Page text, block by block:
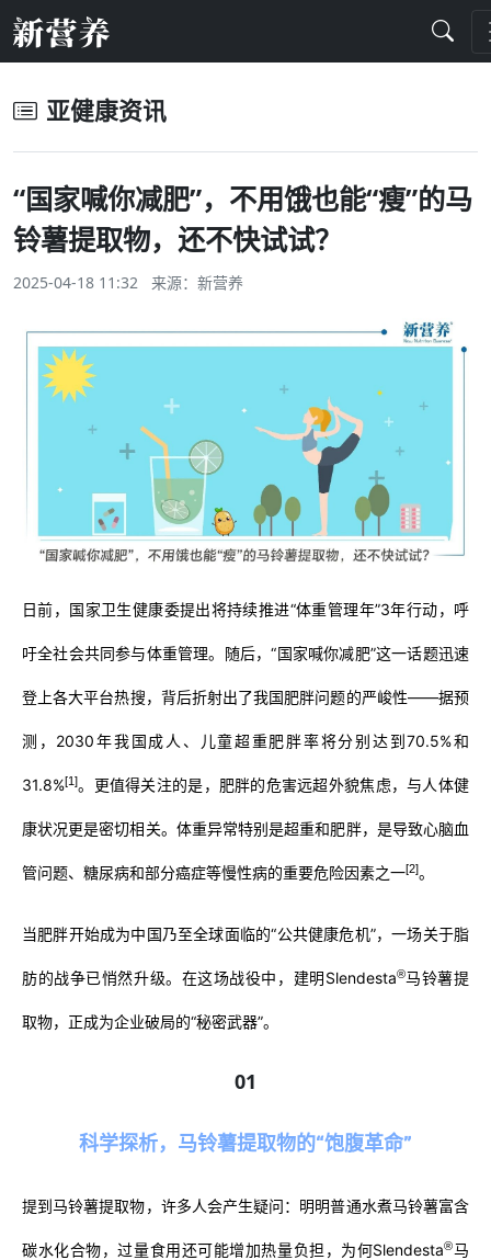
亚健康资讯
“国家喊你减肥”，不用饿也能“瘦”的马
铃薯提取物，还不快试试？
2025-04-18 11:32 来源： 新营养
日前，国家卫生健康委提出将持续推进“体重管理年”3年行动，呼
吁全社会共同参与体重管理。随后，“国家喊你减肥”这一话题迅速
登上各大平台热搜，背后折射出了我国肥胖问题的严峻性——据预
测，2030年我国成人、儿童超重肥胖率将分别达到70.5%和
31.8%[1]。更值得关注的是，肥胖的危害远超外貌焦虑，与人体健
康状况更是密切相关。体重异常特别是超重和肥胖，是导致心脑血
管问题、糖尿病和部分癌症等慢性病的重要危险因素之一[2]。
当肥胖开始成为中国乃至全球面临的“公共健康危机”，一场关于脂
肪的战争已悄然升级。在这场战役中，建明Slendesta®马铃薯提
取物，正成为企业破局的“秘密武器”。
01
科学探析，马铃薯提取物的“饱腹革命”
提到马铃薯提取物，许多人会产生疑问：明明普通水煮马铃薯富含
碳水化合物，过量食用还可能增加热量负担，为何Slendesta®马